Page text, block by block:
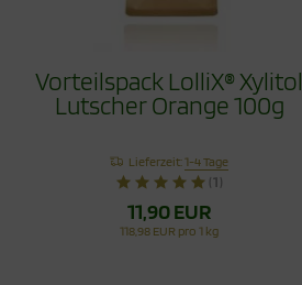
Vorteilspack LolliX® Xylitol
Lutscher Orange 100g
Lieferzeit:1-4 Tage
(1)
11,90 EUR
118,98 EUR pro 1 kg